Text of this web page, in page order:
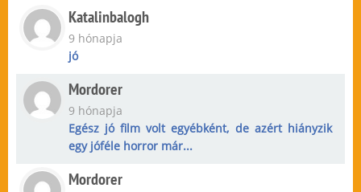
Katalinbalogh
9 hónapja
jó
Mordorer
9 hónapja
Egész jó film volt egyébként, de azért hiányzik
egy jóféle horror már...
Mordorer